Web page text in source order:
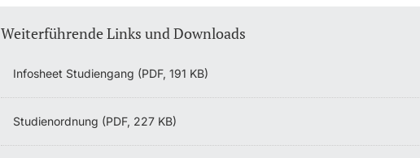
Weiterführende Links und Downloads
Infosheet Studiengang (PDF, 191 KB)
Studienordnung (PDF, 227 KB)